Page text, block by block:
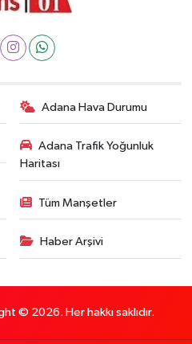
Adana Hava Durumu
Adana Trafik Yoğunluk
Haritası
Tüm Manşetler
Haber Arşivi
© 2026. Her hakkı saklıdır.